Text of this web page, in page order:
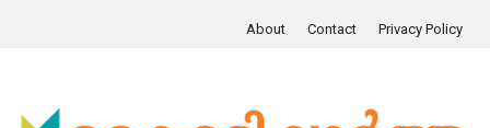
About Contact Privacy Policy